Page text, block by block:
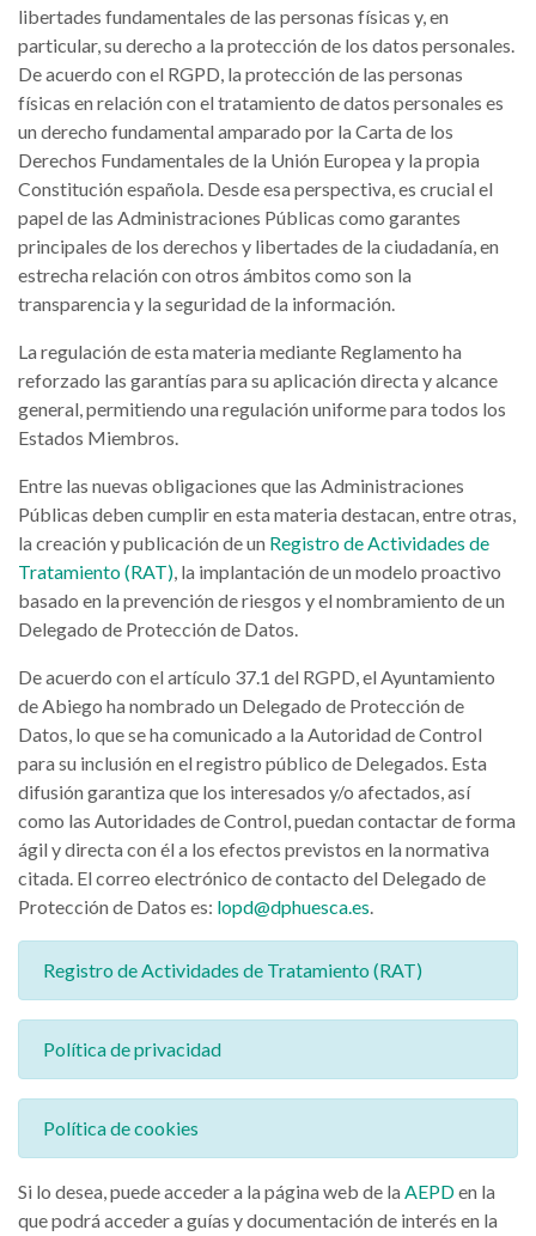
libertades fundamentales de las personas físicas y, en
particular, su derecho a la protección de los datos personales.
De acuerdo con el RGPD, la protección de las personas
físicas en relación con el tratamiento de datos personales es
un derecho fundamental amparado por la Carta de los
Derechos Fundamentales de la Unión Europea y la propia
Constitución española. Desde esa perspectiva, es crucial el
papel de las Administraciones Públicas como garantes
principales de los derechos y libertades de la ciudadanía, en
estrecha relación con otros ámbitos como son la
transparencia y la seguridad de la información.
La regulación de esta materia mediante Reglamento ha
reforzado las garantías para su aplicación directa y alcance
general, permitiendo una regulación uniforme para todos los
Estados Miembros.
Entre las nuevas obligaciones que las Administraciones
Públicas deben cumplir en esta materia destacan, entre otras,
la creación y publicación de un Registro de Actividades de
Tratamiento (RAT), la implantación de un modelo proactivo
basado en la prevención de riesgos y el nombramiento de un
Delegado de Protección de Datos.
De acuerdo con el artículo 37.1 del RGPD, el Ayuntamiento
de Abiego ha nombrado un Delegado de Protección de
Datos, lo que se ha comunicado a la Autoridad de Control
para su inclusión en el registro público de Delegados. Esta
difusión garantiza que los interesados y/o afectados, así
como las Autoridades de Control, puedan contactar de forma
ágil y directa con él a los efectos previstos en la normativa
citada. El correo electrónico de contacto del Delegado de
Protección de Datos es: lopd@dphuesca.es.
Registro de Actividades de Tratamiento (RAT)
Política de privacidad
Política de cookies
Si lo desea, puede acceder a la página web de la AEPDen la
que podrá acceder a guías y documentación de interés en la